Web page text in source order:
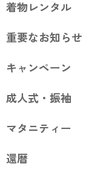
着物レンタル
重要なお知らせ
キャンペーン
成人式・振袖
マタニティー
還暦